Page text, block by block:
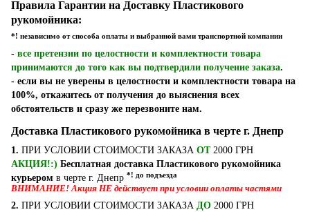
Правила Гарантии на Доставку Пластикового
рукомойника:
*! независимо от способа оплаты и выбранной вами транспортной компании
- все претензии по целостности и комплектности товара
принимаются до того как вы подтвердили получение заказа.
- если вы не уверены в целостности и комплектности товара на
100%, откажитесь от получения до выяснения всех
обстоятельств и сразу же перезвоните нам.
Доставка Пластикового рукомойника в черте г. Днепр
1. ПРИ УСЛОВИИ СТОИМОСТИ ЗАКАЗА ОТ2000 ГРН
АКЦИЯ!:) Бесплатная доставка Пластикового рукомойника
курьером в черте г. Днепр *! до подъезда
ВНИМАНИЕ! Акция НЕ действует при условии оплаты частями
2. ПРИ УСЛОВИИ СТОИМОСТИ ЗАКАЗА ДО 2000 ГРН